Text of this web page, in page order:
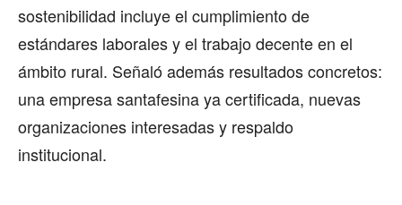
sostenibilidad incluye el cumplimiento de
estándares laborales y el trabajo decente en el
ámbito rural. Señaló además resultados concretos:
una empresa santafesina ya certificada, nuevas
organizaciones interesadas y respaldo
institucional.